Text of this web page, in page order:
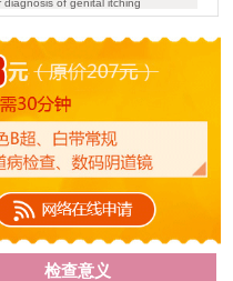
of genital itching
检查意义